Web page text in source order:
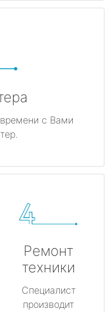
с Вами
Ремонт
техники
Специалист
производит